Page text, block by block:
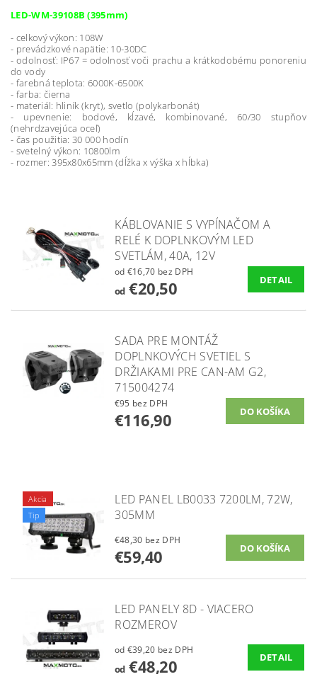
LED-WM-39108B (395mm)
- celkový výkon: 108W
- prevádzkové napätie: 10-30DC
- odolnosť: IP67 = odolnosť voči prachu a krátkodobému ponoreniu
do vody
- farebná teplota: 6000K-6500K
- farba: čierna
- materiál: hliník (kryt), svetlo (polykarbonát)
- upevnenie: bodové, kĺzavé, kombinované, 60/30 stupňov
(nehrdzavejúca oceľ)
- čas použitia: 30 000 hodín
- svetelný výkon: 10800lm
- rozmer: 395x80x65mm (dĺžka x výška x hĺbka)
KÁBLOVANIE S VYPÍNAČOM A
RELÉ K DOPLNKOVÝM LED
SVETLÁM, 40A, 12V
od €16,70 bez DPH
od€20,50 DETAIL
SADA PRE MONTÁŽ
DOPLNKOVÝCH SVETIEL S
DRŽIAKAMI PRE CAN-AM G2,
715004274
€95 bez DPH
€116,90
Akcia
Tip
LED PANEL LB0033 7200LM, 72W,
305MM
€48,30 bez DPH
€59,40
LED PANELY 8D - VIACERO
ROZMEROV
od €39,20 bez DPH
od€48,20 DETAIL